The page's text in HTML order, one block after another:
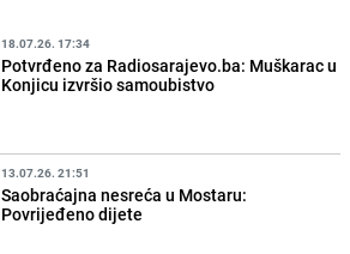
18.07.26. 17:34
Potvrđeno za Radiosarajevo.ba: Muškarac u
Konjicu izvršio samoubistvo
13.07.26. 21:51
Saobraćajna nesreća u Mostaru:
Povrijeđeno dijete